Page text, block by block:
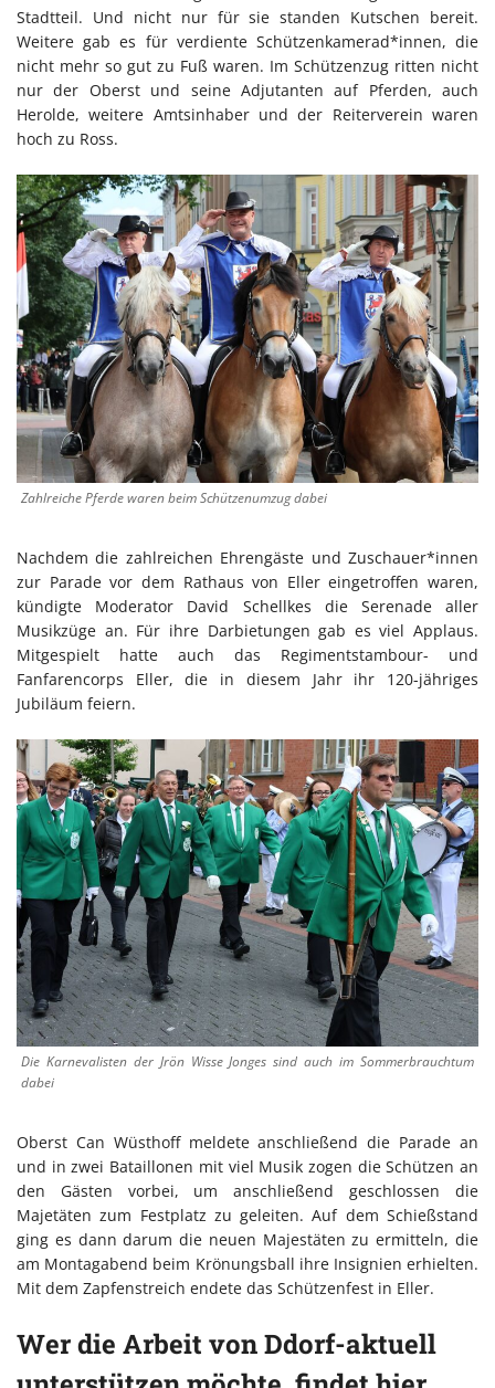
Stadtteil. Und nicht nur für sie standen Kutschen bereit.
Weitere gab es für verdiente Schützenkamerad*innen, die
nicht mehr so gut zu Fuß waren. Im Schützenzug ritten nicht
nur der Oberst und seine Adjutanten auf Pferden, auch
Herolde, weitere Amtsinhaber und der Reiterverein waren
hoch zu Ross.
Zahlreiche Pferde waren beim Schützenumzug dabei
Nachdem die zahlreichen Ehrengäste und Zuschauer*innen
zur Parade vor dem Rathaus von Eller eingetroffen waren,
kündigte Moderator David Schellkes die Serenade aller
Musikzüge an. Für ihre Darbietungen gab es viel Applaus.
Mitgespielt hatte auch das Regimentstambour- und
Fanfarencorps Eller, die in diesem Jahr ihr 120-jähriges
Jubiläum feiern.
Die Karnevalisten der Jrön Wisse Jonges sind auch im Sommerbrauchtum
dabei
Oberst Can Wüsthoff meldete anschließend die Parade an
und in zwei Bataillonen mit viel Musik zogen die Schützen an
den Gästen vorbei, um anschließend geschlossen die
Majetäten zum Festplatz zu geleiten. Auf dem Schießstand
ging es dann darum die neuen Majestäten zu ermitteln, die
am Montagabend beim Krönungsball ihre Insignien erhielten.
Mit dem Zapfenstreich endete das Schützenfest in Eller.
Wer die Arbeit von Ddorf-aktuell